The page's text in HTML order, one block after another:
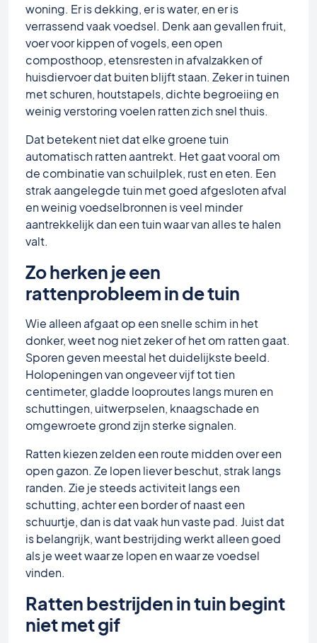
woning. Er is dekking, er is water, en er is
verrassend vaak voedsel. Denk aan gevallen fruit,
voer voor kippen of vogels, een open
composthoop, etensresten in afvalzakken of
huisdiervoer dat buiten blijft staan. Zeker in tuinen
met schuren, houtstapels, dichte begroeiing en
weinig verstoring voelen ratten zich snel thuis.
Dat betekent niet dat elke groene tuin
automatisch ratten aantrekt. Het gaat vooral om
de combinatie van schuilplek, rust en eten. Een
strak aangelegde tuin met goed afgesloten afval
en weinig voedselbronnen is veel minder
aantrekkelijk dan een tuin waar van alles te halen
valt.
Zo herken je een
rattenprobleem in de tuin
Wie alleen afgaat op een snelle schim in het
donker, weet nog niet zeker of het om ratten gaat.
Sporen geven meestal het duidelijkste beeld.
Holopeningen van ongeveer vijf tot tien
centimeter, gladde looproutes langs muren en
schuttingen, uitwerpselen, knaagschade en
omgewroete grond zijn sterke signalen.
Ratten kiezen zelden een route midden over een
open gazon. Ze lopen liever beschut, strak langs
randen. Zie je steeds activiteit langs een
schutting, achter een border of naast een
schuurtje, dan is dat vaak hun vaste pad. Juist dat
is belangrijk, want bestrijding werkt alleen goed
als je weet waar ze lopen en waar ze voedsel
vinden.
Ratten bestrijden in tuin begint
niet met gif